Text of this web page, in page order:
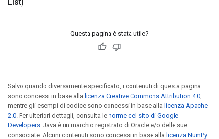
List)
Questa pagina è stata utile?
Salvo quando diversamente specificato, i contenuti di questa pagina
sono concessi in base alla licenza Creative Commons Attribution 4.0,
mentre gli esempi di codice sono concessi in base alla licenza Apache
2.0. Per ulteriori dettagli, consulta le norme del sito di Google
Developers. Java è un marchio registrato di Oracle e/o delle sue
consociate. Alcuni contenuti sono concessi in base alla licenza NumPy.